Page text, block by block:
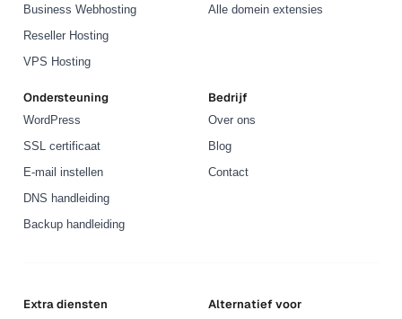
Business Webhosting
Reseller Hosting
VPS Hosting
Alle domein extensies
Ondersteuning
WordPress
SSL certificaat
E-mail instellen
DNS handleiding
Backup handleiding
Bedrijf
Over ons
Blog
Contact
Extra diensten Alternatief voor